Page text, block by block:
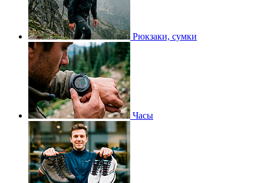
Рюкзаки, сумки
Часы